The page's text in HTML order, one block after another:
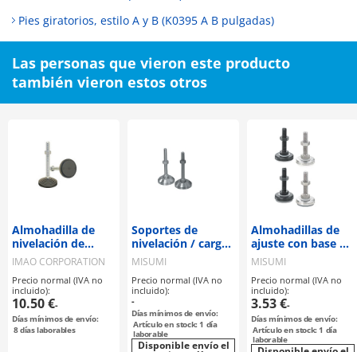
Pies giratorios, estilo A y B (K0395 A B pulgadas)
Las personas que vieron este producto
también vieron estos otros
Almohadilla de
nivelación de
plástico técnico
(LVA80, LVAR80)
IMAO CORPORATION
Precio normal (IVA no
incluido):
10.50 €-
Días mínimos de envío:
8días laborables
Soportes de
nivelación / carga
pesada
MISUMI
Precio normal (IVA no
incluido):
-
Días mínimos de envío:
Artículo en stock: 1 día
laborable
Disponible envío el
Almohadillas de
ajuste con base de
goma
MISUMI
Precio normal (IVA no
incluido):
3.53 €-
Días mínimos de envío:
Artículo en stock: 1 día
laborable